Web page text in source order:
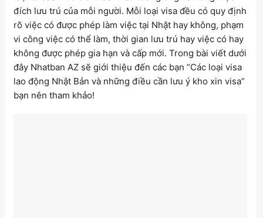
đích lưu trú của mỗi người. Mỗi loại visa đều có quy định
rõ việc có được phép làm việc tại Nhật hay không, phạm
vi công việc có thể làm, thời gian lưu trú hay việc có hay
không được phép gia hạn và cấp mới. Trong bài viết dưới
đây Nhatban AZ sẽ giới thiệu đến các bạn “Các loại visa
lao động Nhật Bản và những điều cần lưu ý kho xin visa”
bạn nên tham khảo!